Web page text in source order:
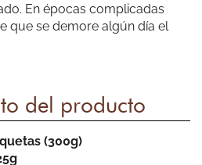
él productos, me llegó en
genial, y el sabor de todas
En épocas complicadas
que se demore algún día el
del producto
(300g)